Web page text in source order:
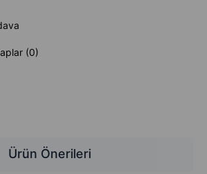
(0)
Ürün Önerileri